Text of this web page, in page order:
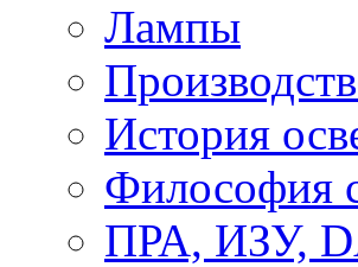
Лампы
История
Философия
ПРА, ИЗУ,